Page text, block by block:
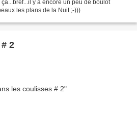
y a encore un peu de boulot
les plans de la Nuit ;-)))
2